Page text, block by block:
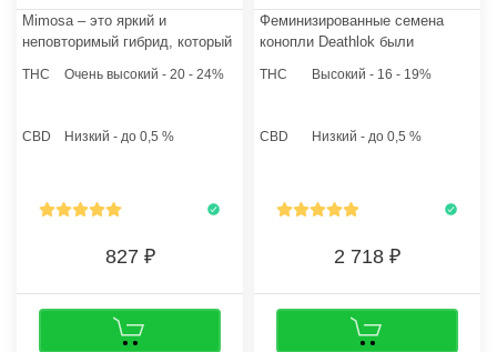
Mimosa – это яркий и
неповторимый гибрид, который
среди любителей каннабиса и
THC Очень высокий - 20 - 24%
CBD Низкий - до 0,5 %
827
Феминизированные семена
конопли Deathlok были
бразильской Сативы и
Индика (80%).
THC Высокий - 16 - 19%
CBD Низкий - до 0,5 %
2 718